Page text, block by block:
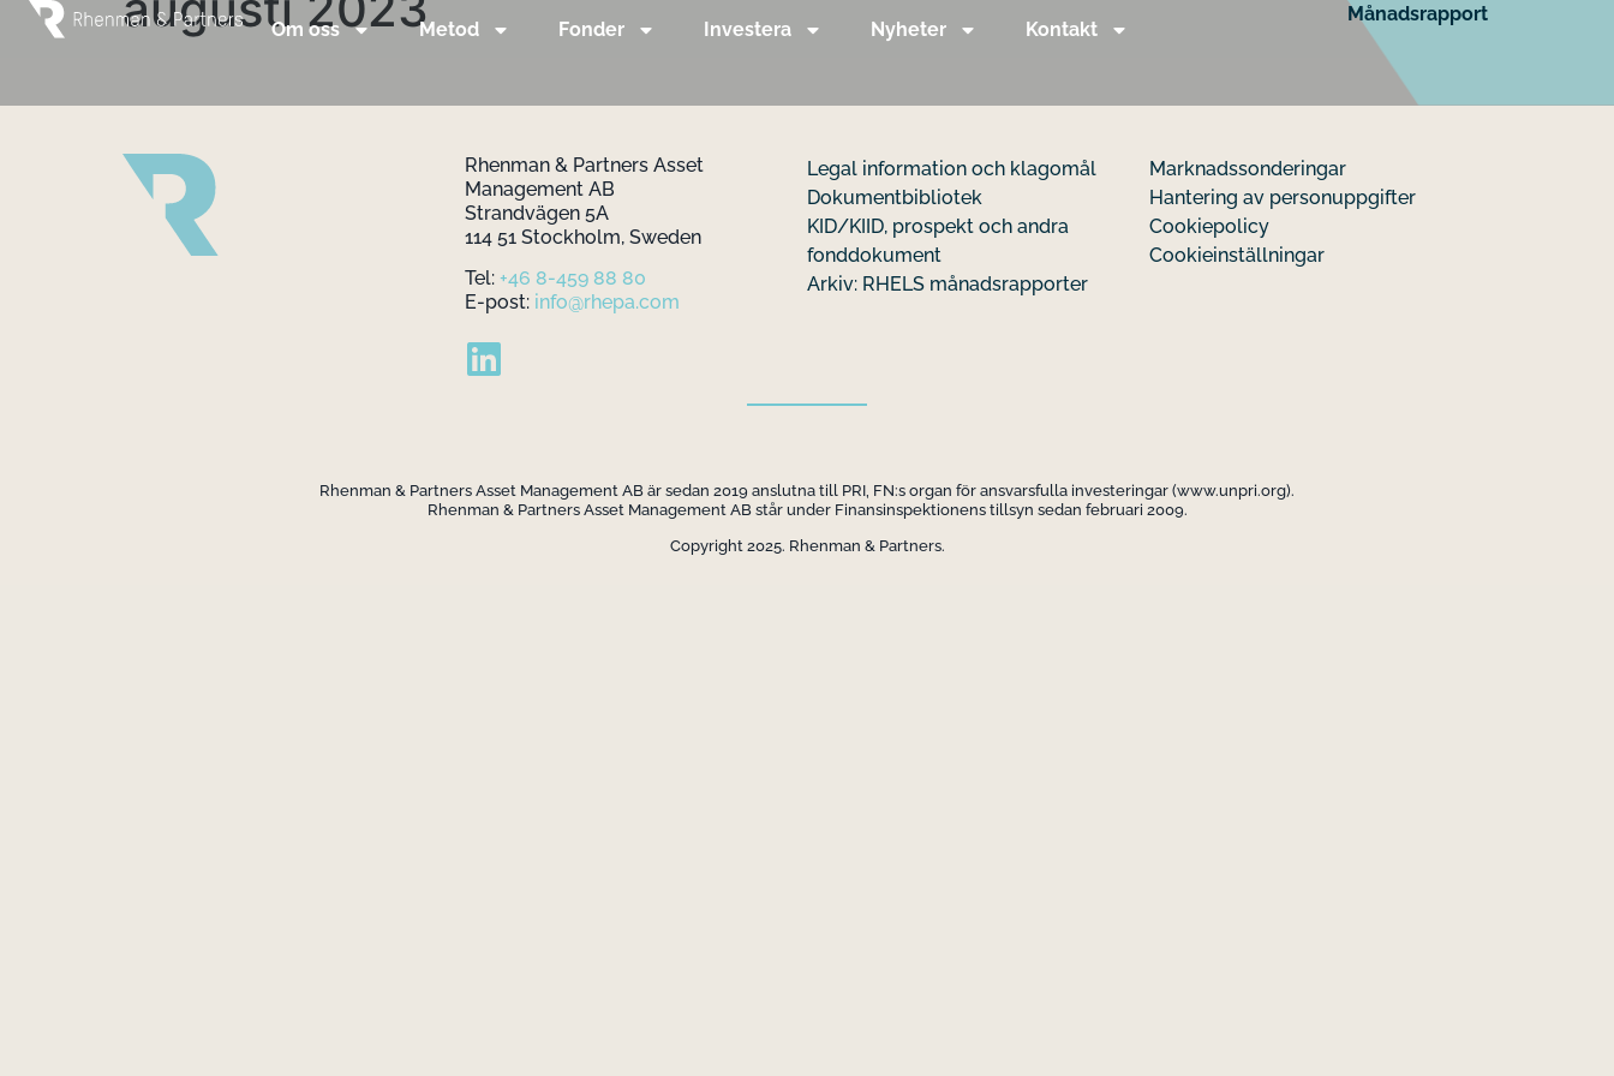
Om oss Metod Fonder Investera Nyheter Kontakt
Månadsrapport
Rhenman & Partners Asset
Management AB
Strandvägen 5A
114 51 Stockholm, Sweden
Tel: +46 8-459 88 80
E-post: info@rhepa.com
Legal information och klagomål
Dokumentbibliotek
KID/KIID, prospekt och andra
fonddokument
Arkiv: RHELS månadsrapporter
Marknadssonderingar
Hantering av personuppgifter
Cookiepolicy
Cookieinställningar
Rhenman & Partners Asset Management AB är sedan 2019 anslutna till PRI, FN:s organ för ansvarsfulla investeringar (www.unpri.org).
Rhenman & Partners Asset Management AB står under Finansinspektionens tillsyn sedan februari 2009.
Copyright 2025. Rhenman & Partners.